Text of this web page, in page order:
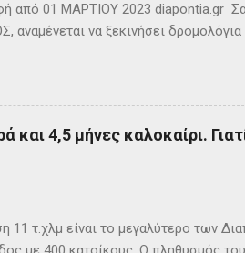
από 01 ΜΑΡΤΙΟΥ 2023 diapontia.gr
αναμένεται να ξεκινήσει
και 4,5 μήνες καλοκαίρι.
11 τ.χλμ είναι το μεγαλύτερο των